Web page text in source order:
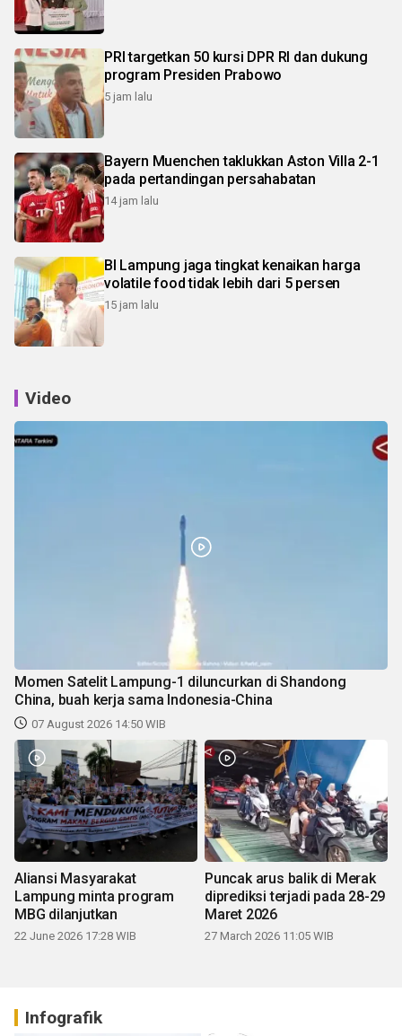
PRI targetkan 50 kursi DPR RI dan dukung
program Presiden Prabowo
5 jam lalu
Bayern Muenchen taklukkan Aston Villa 2-1
pada pertandingan persahabatan
14 jam lalu
BI Lampung jaga tingkat kenaikan harga
volatile food tidak lebih dari 5 persen
15 jam lalu
Video
Momen Satelit Lampung-1 diluncurkan di Shandong
China, buah kerja sama Indonesia-China
07 August 2026 14:50 WIB
Aliansi Masyarakat
Lampung minta program
MBG dilanjutkan
22 June 2026 17:28 WIB
Puncak arus balik di Merak
diprediksi terjadi pada 28-29
Maret 2026
27 March 2026 11:05 WIB
Infografik